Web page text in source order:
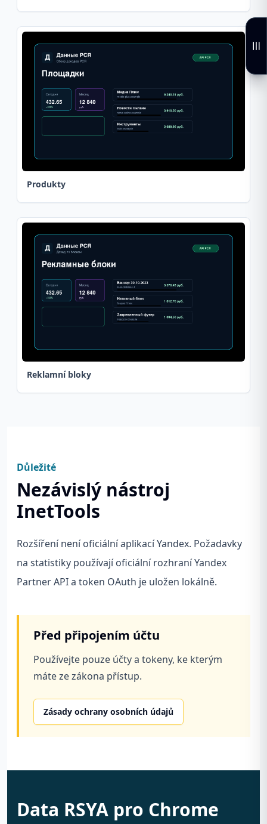
Produkty
Reklamní bloky
Důležité
Nezávislý nástroj
InetTools
Rozšíření není oficiální aplikací Yandex. Požadavky
na statistiky používají oficiální rozhraní Yandex
Partner API a token OAuth je uložen lokálně.
Před připojením účtu
Používejte pouze účty a tokeny, ke kterým
máte ze zákona přístup.
Zásady ochrany osobních údajů
Data RSYA pro Chrome